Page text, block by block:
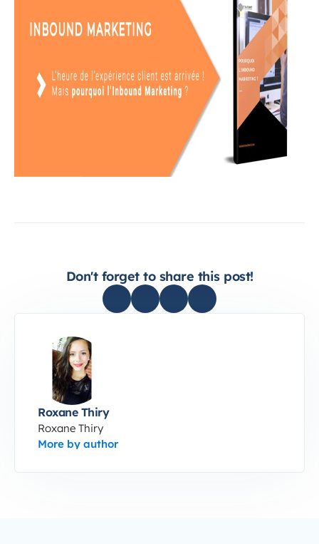
Don't forget to share this post!
Roxane Thiry
Roxane Thiry
More by author